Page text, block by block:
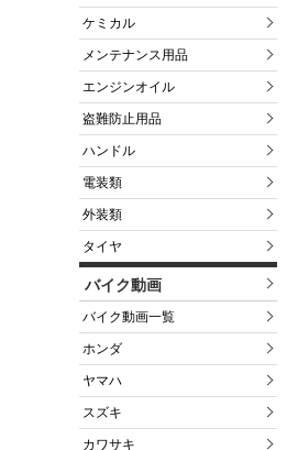
ケミカル
メンテナンス用品
エンジンオイル
盗難防止用品
ハンドル
電装類
外装類
タイヤ
バイク動画
バイク動画一覧
ホンダ
ヤマハ
スズキ
カワサキ